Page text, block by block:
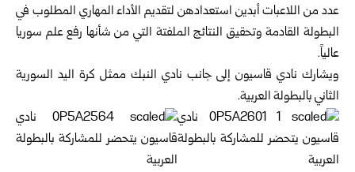
عدد من اللاعبات أبدين استعدادهن لتقديم الأداء المهاري المطلوب في
البطولة القادمة وتحقيق النتائج الملفتة التي من شأنها رفع علم سوريا
عالياً.
ويشارك نادي قاسيون إلى جانب نادي النبك ممثل كرة اليد السورية
الثاني بالبطولة العربية.